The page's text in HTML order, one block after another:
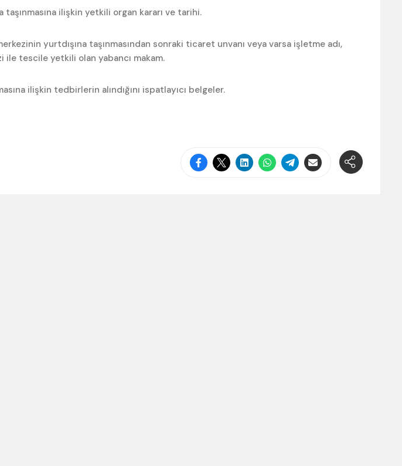
taşınmasına ilişkin yetkili organ kararı ve tarihi.
yurtdışına taşınmasından sonraki ticaret unvanı veya varsa işletme adı,
ile tescile yetkili olan yabancı makam.
ilişkin tedbirlerin alındığını ispatlayıcı belgeler.